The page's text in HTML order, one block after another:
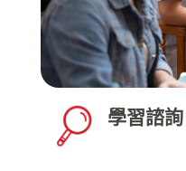
學習諮詢